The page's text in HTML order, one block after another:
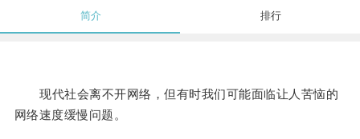
简介 排行
现代社会离不开网络，但有时我们可能面临让人苦恼的
网络速度缓慢问题。